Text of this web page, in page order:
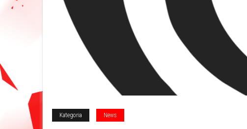
Kategoria News